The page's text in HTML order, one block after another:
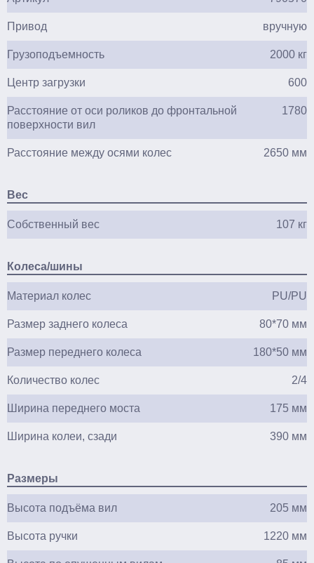
Привод вручную
Грузоподъемность 2000 кг
Центр загрузки 600
Расстояние от оси роликов до фронтальной
поверхности вил
1780
Расстояние между осями колес 2650 мм
Вес
Собственный вес 107 кг
Колеса/шины
Материал колес PU/PU
Размер заднего колеса 80*70 мм
Размер переднего колеса 180*50 мм
Количество колес 2/4
Ширина переднего моста 175 мм
Ширина колеи, сзади 390 мм
Размеры
Высота подъёма вил 205 мм
Высота ручки 1220 мм